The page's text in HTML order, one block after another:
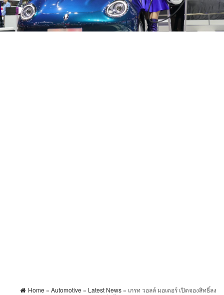
Home » Automotive » Latest News » เกรท วอลล์ มอเตอร์ เปิดจองสิทธิ์ลง